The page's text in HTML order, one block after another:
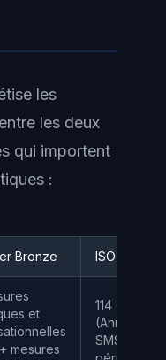
les
les deux
qui importent
:
Bronze ISO 27001
et
mesures
114
(Annexe A),
SMSI